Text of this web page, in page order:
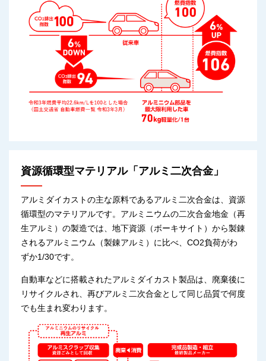
資源循環型マテリアル「アルミ二次合金」
アルミダイカストの主な原料であるアルミ二次合金は、資源
循環型のマテリアルです。アルミニウムの二次合金地金（再
生アルミ）の製造では、地下資源（ボーキサイト）から製錬
されるアルミニウム（製錬アルミ）に比べ、CO2負荷がわ
ずか1/30です。
自動車などに搭載されたアルミダイカスト製品は、廃棄後に
リサイクルされ、再びアルミ二次合金として同じ品質で何度
でも生まれ変わります。